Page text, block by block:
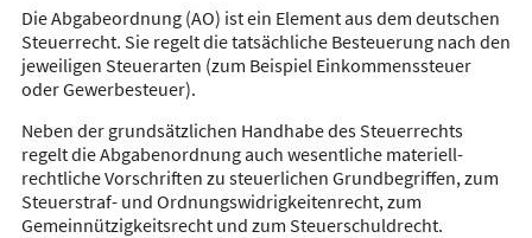
Die Abgabeordnung (AO) ist ein Element aus dem deutschen
Steuerrecht. Sie regelt die tatsächliche Besteuerung nach den
jeweiligen Steuerarten (zum Beispiel Einkommenssteuer
oder Gewerbesteuer).
Neben der grundsätzlichen Handhabe des Steuerrechts
regelt die Abgabenordnung auch wesentliche materiell-
rechtliche Vorschriften zu steuerlichen Grundbegriffen, zum
Steuerstraf- und Ordnungswidrigkeitenrecht, zum
Gemeinnützigkeitsrecht und zum Steuerschuldrecht.